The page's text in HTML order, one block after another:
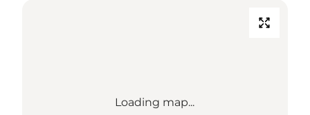
Loading map...